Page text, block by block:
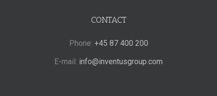
CONTACT
Phone: +45 87 400 200
E-mail: info@inventusgroup.com